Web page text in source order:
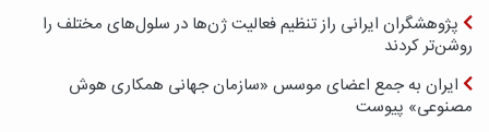
پژوهشگران ایرانی راز تنظیم فعالیت ژن‌ها در سلول‌های مختلف را
روشن‌تر کردند
ایران به جمع اعضای موسس «سازمان جهانی همکاری هوش
مصنوعی» پیوست